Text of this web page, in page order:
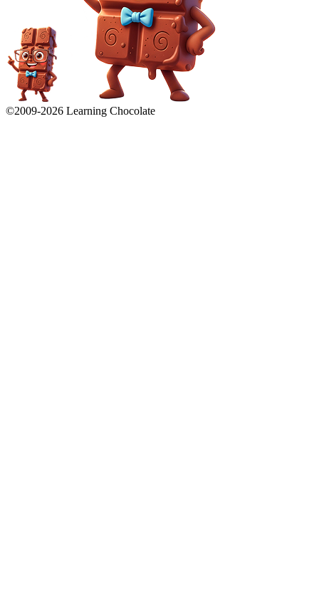
©2009-2026 Learning Chocolate